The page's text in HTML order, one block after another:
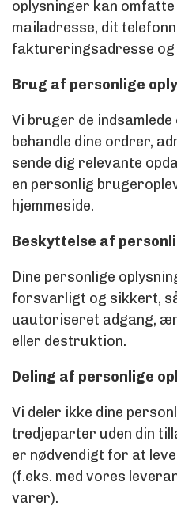
oplysninger kan omfatte
mailadresse, dit
faktureringsadresse og
Brug af personlige
Vi bruger de
behandle dine ordrer,
sende dig relevante
en personlig
hjemmeside.
Beskyttelse af
Dine personlige
forsvarligt og sikkert,
uautoriseret adgang,
eller destruktion.
Deling af personlige
Vi deler ikke dine
tredjeparter uden din
er nødvendigt for at
(f.eks. med vores
varer).